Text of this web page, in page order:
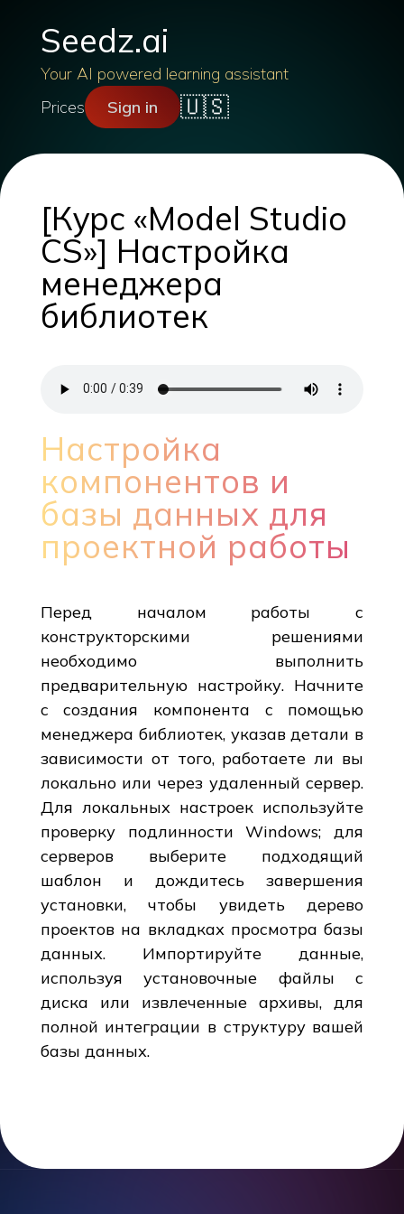
Seedz.ai
Your AI powered learning assistant
Prices
Sign in 🇺🇸
[Курс «Model Studio
CS»] Настройка
менеджера
библиотек
Настройка
компонентов и
базы данных для
проектной работы
Перед началом работы с
конструкторскими решениями
необходимо выполнить
предварительную настройку. Начните
с создания компонента с помощью
менеджера библиотек, указав детали в
зависимости от того, работаете ли вы
локально или через удаленный сервер.
Для локальных настроек используйте
проверку подлинности Windows; для
серверов выберите подходящий
шаблон и дождитесь завершения
установки, чтобы увидеть дерево
проектов на вкладках просмотра базы
данных. Импортируйте данные,
используя установочные файлы с
диска или извлеченные архивы, для
полной интеграции в структуру вашей
базы данных.